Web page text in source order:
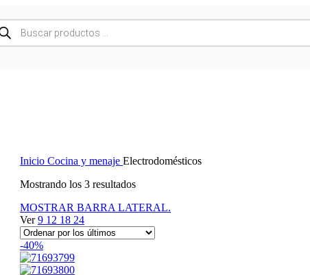
Inicio Cocina y menaje Electrodomésticos
Mostrando los 3 resultados
MOSTRAR BARRA LATERAL.
Ver9 12 18 24
-40%